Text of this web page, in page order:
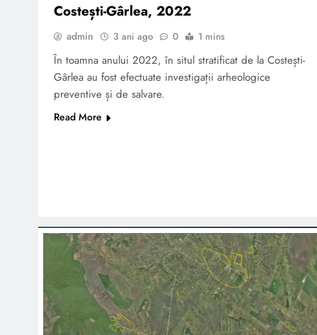
MEDIEVALĂ DE DE LA
LĂPUȘNA
Cercetări arheologice pe
strada 31 August 1989,
Regulament privind
cercetarea şi expertiza
arheologică în Republica
Moldova
Costești-Gârlea, 2022
admin 3 ani ago 0 1 mins
În toamna anului 2022, în situl stratificat de la Costești-
Gârlea au fost efectuate investigații arheologice
preventive și de salvare.
Read More